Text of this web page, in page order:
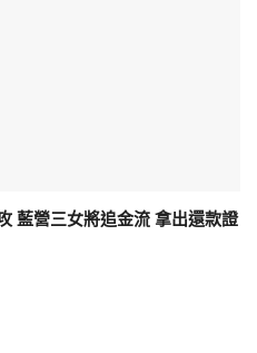
藍營三女將追金流 拿出還款證